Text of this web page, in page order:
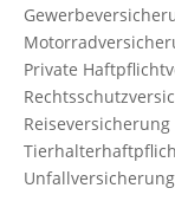
Private
Reiseversicherung
Unfallversicherung